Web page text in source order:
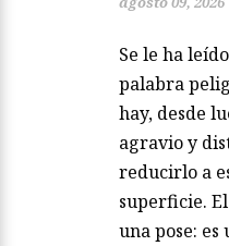
Se le ha
palabra
hay, desde
agravio y
reducirlo a
superficie.
una pose: